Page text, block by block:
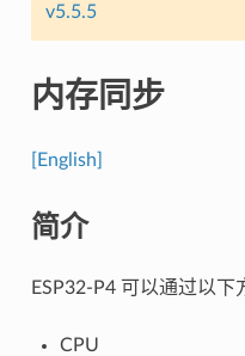
v5.5.5
内存同步
[English]
简介
ESP32-P4 可以通过以下
CPU